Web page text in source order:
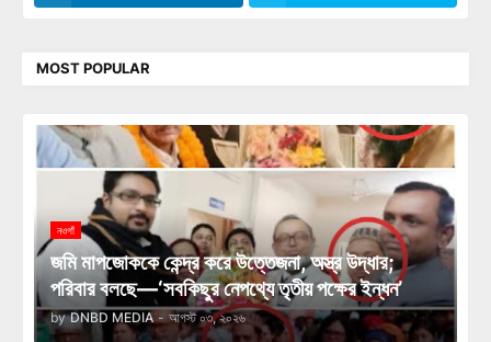
MOST POPULAR
নওগাঁ
জমি মাপজোককে কেন্দ্র করে উত্তেজনা, অস্ত্র উদ্ধার;
পরিবার বলছে—‘সবকিছুর নেপথ্যে তৃতীয় পক্ষের ইন্ধন’
by DNBD MEDIA - আগস্ট ০৩, ২০২৬